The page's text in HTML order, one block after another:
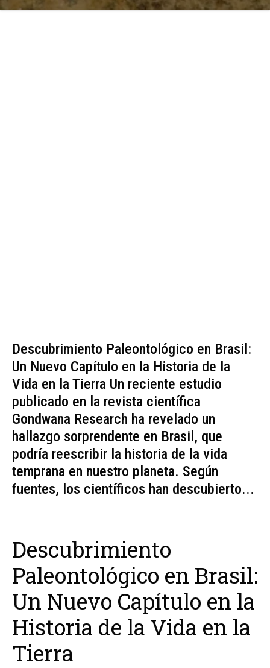
Descubrimiento Paleontológico en Brasil:
Un Nuevo Capítulo en la Historia de la
Vida en la Tierra Un reciente estudio
publicado en la revista científica
Gondwana Research ha revelado un
hallazgo sorprendente en Brasil, que
podría reescribir la historia de la vida
temprana en nuestro planeta. Según
fuentes, los científicos han descubierto...
Descubrimiento
Paleontológico en Brasil:
Un Nuevo Capítulo en la
Historia de la Vida en la
Tierra